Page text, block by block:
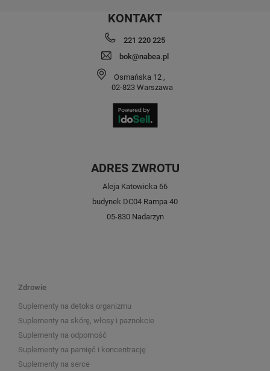
KONTAKT
221 220 225
bok@nabea.pl
Osmańska 12 ,
02-823 Warszawa
ADRES ZWROTU
Aleja Katowicka 66
budynek DC04 Rampa 40
05-830 Nadarzyn
Zdrowie
Suplementy na detoks organizmu
Suplementy na skórę, włosy i paznokcie
Suplementy na odporność
Suplementy na pamięć i koncentrację
Suplementy na serce